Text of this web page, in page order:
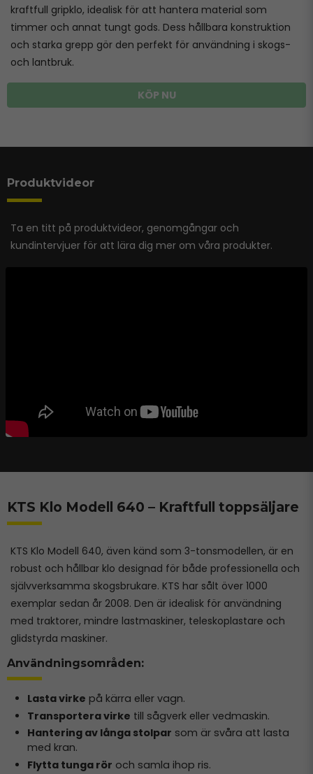
kraftfull gripklo, idealisk för att hantera material som
timmer och annat tungt gods. Dess hållbara konstruktion
och starka grepp gör den perfekt för användning i skogs-
och lantbruk.
KÖP NU
Produktvideor
Ta en titt på produktvideor, genomgångar och
kundintervjuer för att lära dig mer om våra produkter.
KTS Klo Modell 640 – Kraftfull toppsäljare
KTS Klo Modell 640, även känd som 3-tonsmodellen, är en
robust och hållbar klo designad för både professionella och
självverksamma skogsbrukare. KTS har sålt över 1000
exemplar sedan år 2008. Den är idealisk för användning
med traktorer, mindre lastmaskiner, teleskoplastare och
glidstyrda maskiner.
Användningsområden:
Lasta virke på kärra eller vagn.
Transportera virke till sågverk eller vedmaskin.
Hantering av långa stolpar som är svåra att lasta
med kran.
Flytta tunga rör och samla ihop ris.